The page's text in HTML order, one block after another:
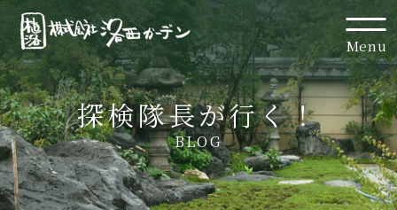
Menu
探検隊長が行く！
BLOG